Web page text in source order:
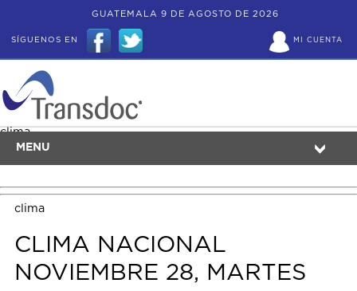
GUATEMALA 9 DE AGOSTO DE 2026
MI CUENTA
SÍGUENOS EN
MENU
clima
clima
CLIMA NACIONAL
NOVIEMBRE 28, MARTES